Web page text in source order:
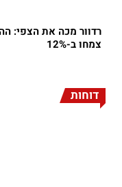
רדוור מכה את הצפי:
צמחו ב-12%
דוחות